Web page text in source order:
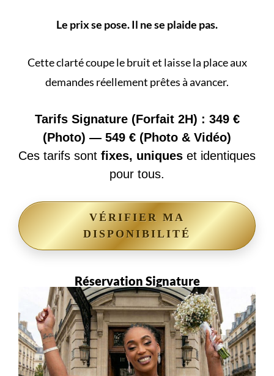
Le prix se pose. Il ne se plaide pas.
Cette clarté coupe le bruit et laisse la place aux
demandes réellement prêtes à avancer.
Tarifs Signature (Forfait 2H) : 349 €
(Photo) — 549 € (Photo & Vidéo)
Ces tarifs sont fixes, uniques et identiques
pour tous.
VÉRIFIER MA
DISPONIBILITÉ
Réservation Signature